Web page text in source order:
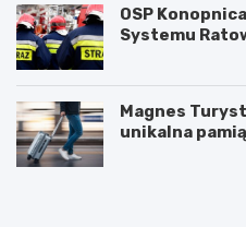
OSP
Systemu
Magnes
unikalna
N
P